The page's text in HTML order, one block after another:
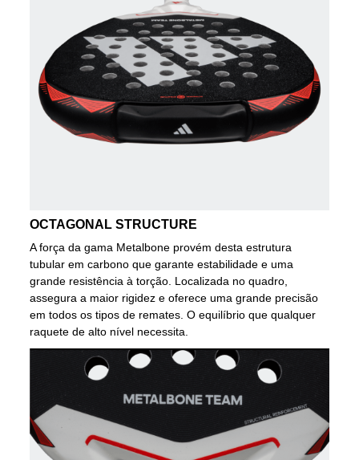
OCTAGONAL STRUCTURE
A força da gama Metalbone provém desta estrutura
tubular em carbono que garante estabilidade e uma
grande resistência à torção. Localizada no quadro,
assegura a maior rigidez e oferece uma grande precisão
em todos os tipos de remates. O equilíbrio que qualquer
raquete de alto nível necessita.